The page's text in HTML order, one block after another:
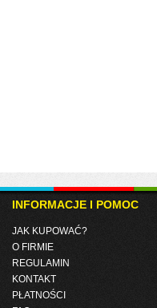
INFORMACJE I POMOC
JAK KUPOWAĆ?
O FIRMIE
REGULAMIN
KONTAKT
PŁATNOŚCI